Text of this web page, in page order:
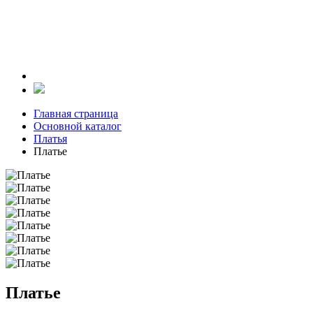
Главная страница
Основной каталог
Платья
Платье
Платье